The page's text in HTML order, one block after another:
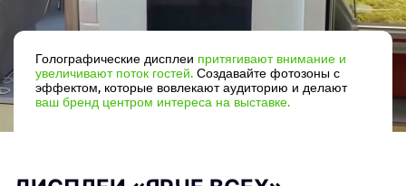
Голографические дисплеи притягивают внимание и
увеличивают поток гостей. Создавайте фотозоны с
эффектом, которые вовлекают аудиторию и делают
ваш бренд центром интереса на выставке.